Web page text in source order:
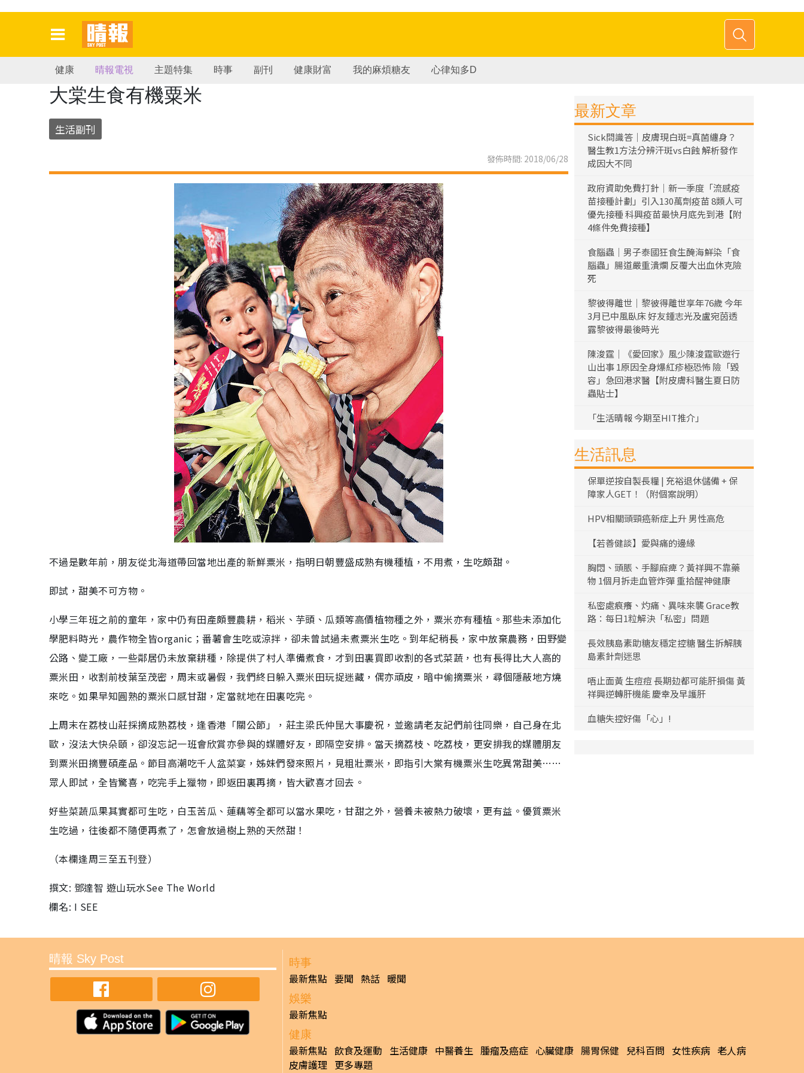
健康 晴報電視 主題特集 時事 副刊 健康財富 我的麻煩糖友 心律知多D
大棠生食有機粟米
生活副刊
發佈時間: 2018/06/28
不過是數年前，朋友從北海道帶回當地出產的新鮮粟米，指明日朝豐盛成熟有機種植，不用煮，生吃頗甜。
即試，甜美不可方物。
小學三年班之前的童年，家中仍有田產頗豐農耕，稻米、芋頭、瓜類等高價植物種之外，粟米亦有種植。那些未添加化
學肥料時光，農作物全皆organic；番薯會生吃或涼拌，卻未曾試過未煮粟米生吃。到年紀稍長，家中放棄農務，田野變
公路、變工廠，一些鄰居仍未放棄耕種，除提供了村人準備煮食，才到田裏買即收割的各式菜蔬，也有長得比大人高的
粟米田，收割前枝葉至茂密，周末或暑假，我們終日躲入粟米田玩捉迷藏，偶亦頑皮，暗中偷摘粟米，尋個隱蔽地方燒
來吃。如果早知圓熟的粟米口感甘甜，定當就地在田裏吃完。
上周末在荔枝山莊採摘成熟荔枝，逢香港「關公節」，莊主梁氏仲昆大事慶祝，並邀請老友記們前往同樂，自己身在北
歐，沒法大快朵頤，卻沒忘記一班會欣賞亦參與的媒體好友，即隔空安排。當天摘荔枝、吃荔枝，更安排我的媒體朋友
到粟米田摘豐碩產品。節目高潮吃千人盆菜宴，姊妹們發來照片，見粗壯粟米，即指引大棠有機粟米生吃異常甜美……
眾人即試，全皆驚喜，吃完手上獵物，即返田裏再摘，皆大歡喜才回去。
好些菜蔬瓜果其實都可生吃，白玉苦瓜、蓮藕等全都可以當水果吃，甘甜之外，營養未被熱力破壞，更有益。優質粟米
生吃過，往後都不隨便再煮了，怎會放過樹上熟的天然甜！
（本欄逢周三至五刊登）
撰文: 鄧達智 遊山玩水See The World
欄名: I SEE
最新文章
Sick問識答｜皮膚現白斑=真菌纏身？
醫生教1方法分辨汗斑vs白蝕 解析發作
成因大不同
政府資助免費打針｜新一季度「流感疫
苗接種計劃」引入130萬劑疫苗 8類人可
優先接種 科興疫苗最快月底先到港【附
4條件免費接種】
食腦蟲｜男子泰國狂食生醃海鮮染「食
腦蟲」腸道嚴重潰爛 反覆大出血休克險
死
黎彼得離世｜黎彼得離世享年76歲 今年
3月已中風臥床 好友鍾志光及盧宛茵透
露黎彼得最後時光
陳浚霆｜《愛回家》風少陳浚霆歐遊行
山出事 1原因全身爆紅疹極恐怖 險「毀
容」急回港求醫【附皮膚科醫生夏日防
蟲貼士】
「生活晴報 今期至HIT推介」
生活訊息
保單逆按自製長糧 | 充裕退休儲備 + 保
障家人GET！（附個案說明）
HPV相關頭頸癌新症上升 男性高危
【若善健談】愛與痛的邊緣
胸悶、頭脹、手腳麻痺？黃祥興不靠藥
物 1個月拆走血管炸彈 重拾醒神健康
私密處痕癢、灼痛、異味來襲 Grace教
路：每日1粒解決「私密」問題
長效胰島素助糖友穩定控糖 醫生拆解胰
島素針劑迷思
唔止面黃 生痘痘 長期攰都可能肝損傷 黃
祥興逆轉肝機能 慶幸及早護肝
血糖失控好傷「心」!
晴報 Sky Post 時事
最新焦點 要聞 熱話 暖聞
娛樂
最新焦點
健康
最新焦點 飲食及運動 生活健康 中醫養生 腫瘤及癌症 心臟健康 腸胃保健 兒科百問 女性疾病 老人病
皮膚護理 更多專題